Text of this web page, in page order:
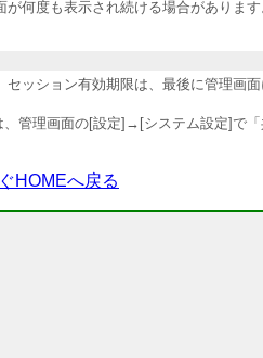
何度も表示され続ける場合がありま
ッション有効期限は、最後に管理画
理画面の[設定]→[システム設定]で
HOMEへ戻る